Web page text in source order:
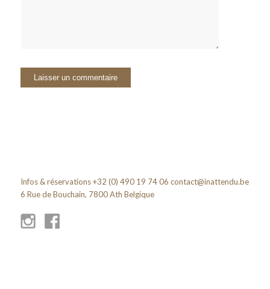
Infos & réservations +32 (0) 490 19 74 06 contact@inattendu.be
6 Rue de Bouchain, 7800 Ath Belgique